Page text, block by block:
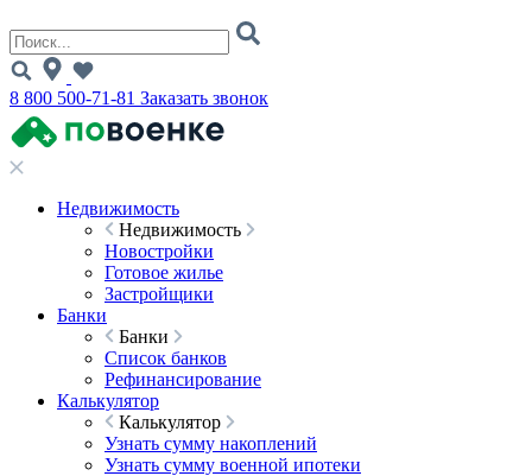
8 800 500-71-81 Заказать звонок
Недвижимость
Недвижимость
Новостройки
Готовое жилье
Застройщики
Банки
Банки
Список банков
Рефинансирование
Калькулятор
Калькулятор
Узнать сумму накоплений
Узнать сумму военной ипотеки